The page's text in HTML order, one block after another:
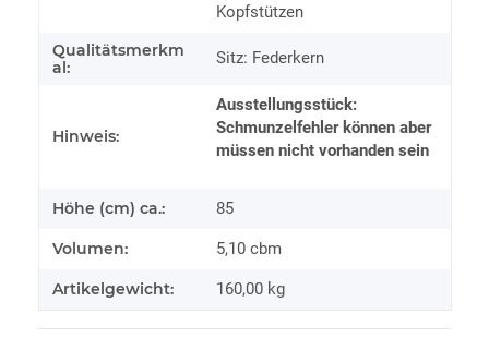
Kopfstützen
Qualitätsmerkm
al:
Sitz: Federkern
Hinweis:
Ausstellungsstück:
Schmunzelfehler können aber
müssen nicht vorhanden sein
Höhe (cm) ca.: 85
Volumen: 5,10 cbm
Artikelgewicht: 160,00 kg